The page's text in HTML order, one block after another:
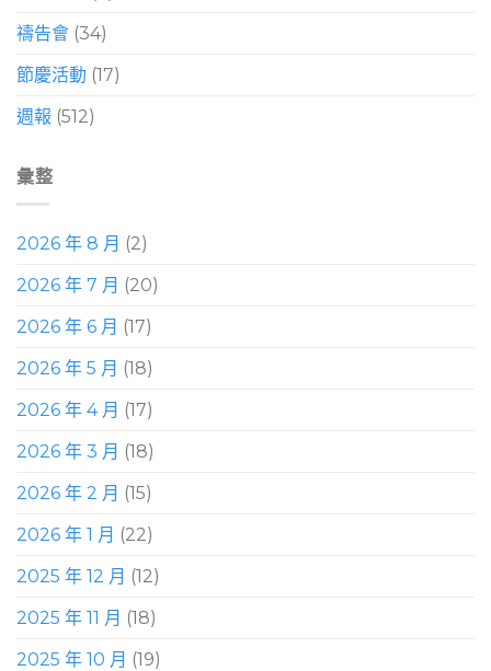
禱告會 (34)
節慶活動 (17)
週報 (512)
彙整
2026 年 8 月 (2)
2026 年 7 月 (20)
2026 年 6 月 (17)
2026 年 5 月 (18)
2026 年 4 月 (17)
2026 年 3 月 (18)
2026 年 2 月 (15)
2026 年 1 月 (22)
2025 年 12 月 (12)
2025 年 11 月 (18)
2025 年 10 月 (19)